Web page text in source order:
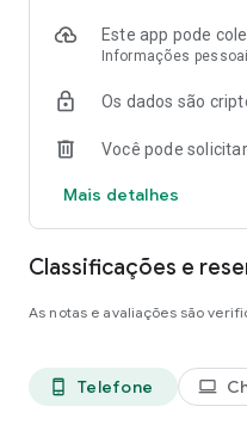
Este app pode
Informações
Os dados são
Você pode
Mais detalhes
Classificações e
As notas e avaliações são
phone_android Telefone laptop